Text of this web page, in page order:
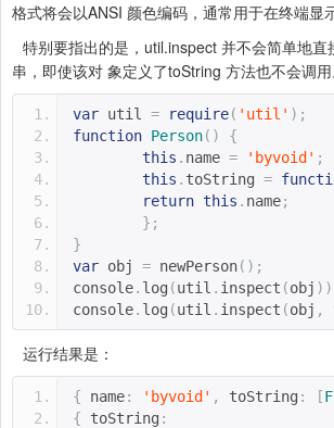
格式将会以ANSI 颜色编码，通常用于在终端显
特别要指出的是，util.inspect 并不会简单地直
串，即使该对 象定义了toString 方法也不会调用
var util = require( 'util' );
function Person()
{
this . name = 'byvoid' ;
this . toString =
return this . name;
};
}
var obj = newPerson();
console. log (util . inspect (obj
console. log (util . inspect (obj ,
运行结果是：
{ name: 'byvoid' , toString : [
{ toString :